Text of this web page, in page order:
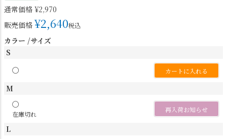
通常価格 ¥2,970
販売価格 ¥2,640税込
カラー サイズ
S
〇
カートに入れる
M
〇
在庫切れ
再入荷お知らせ
L